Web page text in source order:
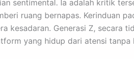
sentimental. Ia adalah kritik
ruang bernapas. Kerinduan
kesadaran. Generasi Z, secara
yang hidup dari atensi tanpa